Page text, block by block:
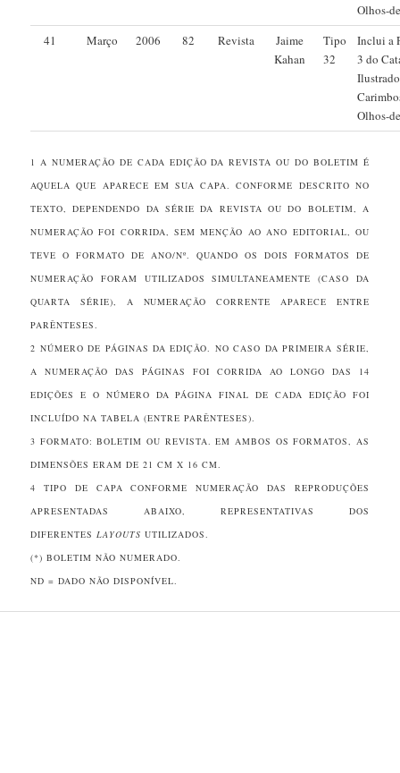
Olhos-
41
Março 2006 82 Revista
Jaime
Kahan
Tipo
32
Inclui a
3 do
Olhos-
1 A NUMERAÇÃO DE CADA EDIÇÃO DA REVISTA OU DO BOLETIM É
AQUELA QUE APARECE EM SUA CAPA. CONFORME DESCRITO NO
TEXTO, DEPENDENDO DA SÉRIE DA REVISTA OU DO BOLETIM, A
NUMERAÇÃO FOI CORRIDA, SEM MENÇÃO AO ANO EDITORIAL, OU
TEVE O FORMATO DE ANO/Nº. QUANDO OS DOIS FORMATOS DE
NUMERAÇÃO FORAM UTILIZADOS SIMULTANEAMENTE (CASO DA
QUARTA SÉRIE), A NUMERAÇÃO CORRENTE APARECE ENTRE
PARÊNTESES.
2 NÚMERO DE PÁGINAS DA EDIÇÃO. NO CASO DA PRIMEIRA SÉRIE,
A NUMERAÇÃO DAS PÁGINAS FOI CORRIDA AO LONGO DAS 14
EDIÇÕES E O NÚMERO DA PÁGINA FINAL DE CADA EDIÇÃO FOI
INCLUÍDO NA TABELA (ENTRE PARÊNTESES).
3 FORMATO: BOLETIM OU REVISTA. EM AMBOS OS FORMATOS, AS
DIMENSÕES ERAM DE 21 CM X 16 CM.
4 TIPO DE CAPA CONFORME NUMERAÇÃO DAS REPRODUÇÕES
APRESENTADAS ABAIXO, REPRESENTATIVAS DOS
DIFERENTESLAYOUTS UTILIZADOS.
(*) BOLETIM NÃO NUMERADO.
ND = DADO NÃO DISPONÍVEL.